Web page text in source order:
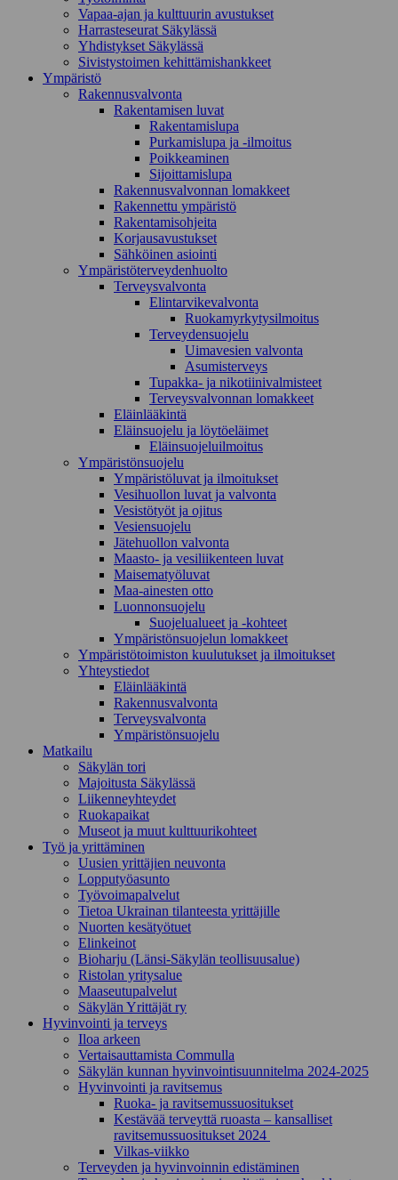
Vapaa-ajan ja kulttuurin avustukset
Harrasteseurat Säkylässä
Yhdistykset Säkylässä
Sivistystoimen kehittämishankkeet
Ympä­ristö
Rakennusvalvonta
Rakentamisen luvat
Rakentamislupa
Purkamislupa ja -ilmoitus
Poikkeaminen
Sijoittamislupa
Rakennusvalvonnan lomakkeet
Rakennettu ympäristö
Rakentamisohjeita
Korjausavustukset
Sähköinen asiointi
Ympäristöterveydenhuolto
Terveysvalvonta
Elintarvikevalvonta
Ruokamyrkytysilmoitus
Terveydensuojelu
Uimavesien valvonta
Asumisterveys
Tupakka- ja nikotiinivalmisteet
Terveysvalvonnan lomakkeet
Eläinlääkintä
Eläinsuojelu ja löytöeläimet
Eläinsuojeluilmoitus
Ympäristönsuojelu
Ympäristöluvat ja ilmoitukset
Vesihuollon luvat ja valvonta
Vesistötyöt ja ojitus
Vesiensuojelu
Jätehuollon valvonta
Maasto- ja vesiliikenteen luvat
Maisematyöluvat
Maa-ainesten otto
Luonnonsuojelu
Suojelualueet ja -kohteet
Ympäristönsuojelun lomakkeet
Ympäristötoimiston kuulutukset ja ilmoitukset
Yhteystiedot
Eläinlääkintä
Rakennusvalvonta
Terveysvalvonta
Ympäristönsuojelu
Mat­kailu
Säkylän tori
Majoitusta Säkylässä
Liikenneyhteydet
Ruokapaikat
Museot ja muut kulttuurikohteet
Työ ja yrittä­minen
Uusien yrittäjien neuvonta
Lopputyöasunto
Työvoimapalvelut
Tietoa Ukrainan tilanteesta yrittäjille
Nuorten kesätyötuet
Elinkeinot
Bioharju (Länsi-Säkylän teollisuusalue)
Ristolan yritysalue
Maaseutupalvelut
Säkylän Yrittäjät ry
Hyvinvointi ja terveys
Iloa arkeen
Vertaisauttamista Commulla
Säkylän kunnan hyvinvointisuunnitelma 2024-2025
Hyvinvointi ja ravitsemus
Ruoka- ja ravitsemussuositukset
Kestävää terveyttä ruoasta – kansalliset
ravitsemussuositukset 2024
Vilkas-viikko
Terveyden ja hyvinvoinnin edistäminen